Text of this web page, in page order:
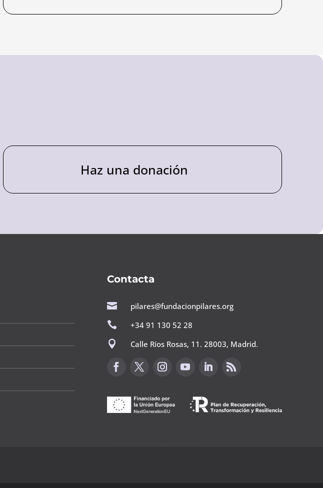
Haz una donación
Contacta

pilares@fundacionpilares.org

+34 91 130 52 28

Calle Ríos Rosas, 11. 28003, Madrid.